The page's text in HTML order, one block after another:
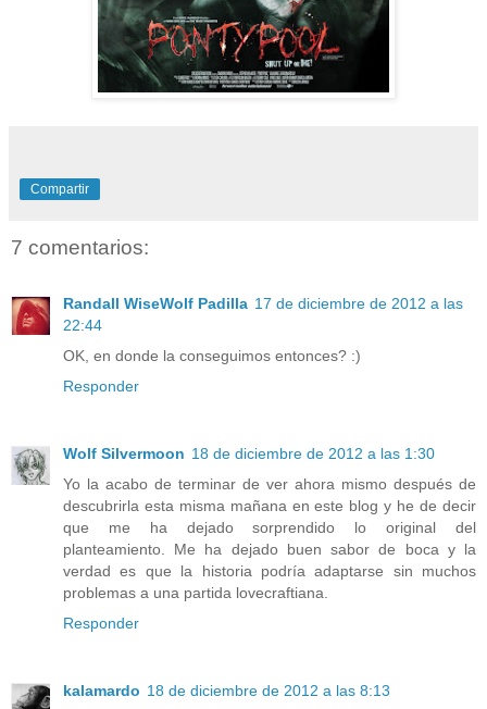
Compartir
7 comentarios:
Randall WiseWolf Padilla 17 de diciembre de 2012 a las
22:44
OK, en donde la conseguimos entonces? :)
Responder
Wolf Silvermoon 18 de diciembre de 2012 a las 1:30
Yo la acabo de terminar de ver ahora mismo después de
descubrirla esta misma mañana en este blog y he de decir
que me ha dejado sorprendido lo original del
planteamiento. Me ha dejado buen sabor de boca y la
verdad es que la historia podría adaptarse sin muchos
problemas a una partida lovecraftiana.
Responder
kalamardo 18 de diciembre de 2012 a las 8:13